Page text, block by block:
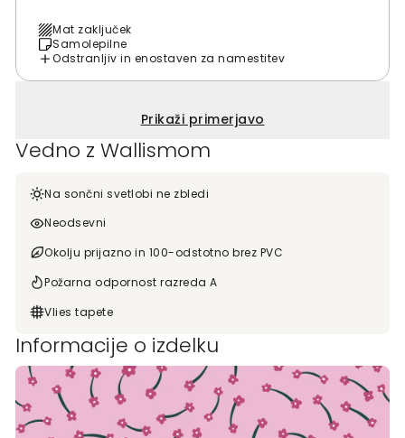
Mat zaključek
Samolepilne
Odstranljiv in enostaven za namestitev
Prikaži primerjavo
Vedno z Wallismom
Na sončni svetlobi ne zbledi
Neodsevni
Okolju prijazno in 100-odstotno brez PVC
Požarna odpornost razreda A
Vlies tapete
Informacije o izdelku